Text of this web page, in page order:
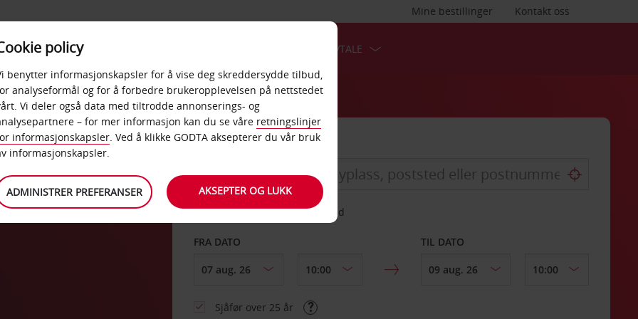
Kontakt oss
Mine bestillinger
PRODUKTER BEDRIFTSAVTALE
HENT FRA
Velg et annet leveringssted
FRA DATO TIL DATO
Sjåfør over 25 år
policy
benytter informasjonskapsler for å vise deg skreddersydde tilbud,
analyseformål og for å forbedre brukeropplevelsen på nettstedet
Vi deler også data med tiltrodde annonserings- og
– for mer informasjon kan du se våre retningslinjer
informasjonskapsler. Ved å klikke GODTA aksepterer du vår bruk
informasjonskapsler.
ADMINISTRER PREFERANSER AKSEPTER OG LUKK